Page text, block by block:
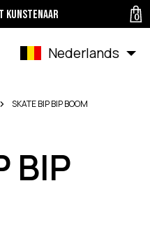
Kunstenaar
Nederlands
SKATE BIP BIP BOOM
BIP
0